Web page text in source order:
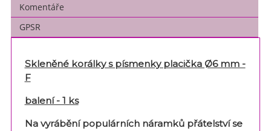
Komentáře
GPSR
Skleněné korálky s písmenky placička Ø6 mm -
F
balení - 1 ks
Na vyrábění populárních náramků přátelství se